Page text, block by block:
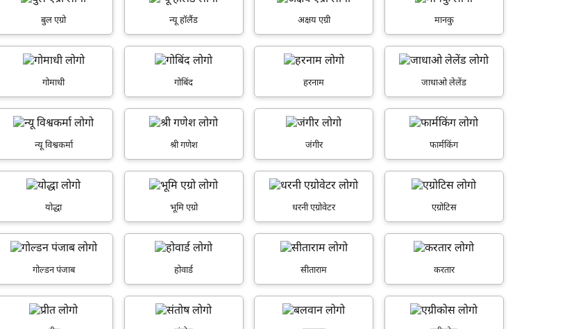
बुल एग्रो न्यू हॉलैंड अक्षय एग्री मानकु
गोमाधी गोबिंद हरनाम जाधाओ लेलेंड
न्यू विश्वकर्मा श्री गणेश जंगीर फार्मकिंग
योद्धा भूमि एग्रो धरनी एग्रोवेटर एग्रोटिस
गोल्डन पंजाब होवार्ड सीताराम करतार
नहीं, धन्यवाद हाँ, पूछताछ जारी रखें
आपकी जानकारी हमारे पास सुरक्षित है।